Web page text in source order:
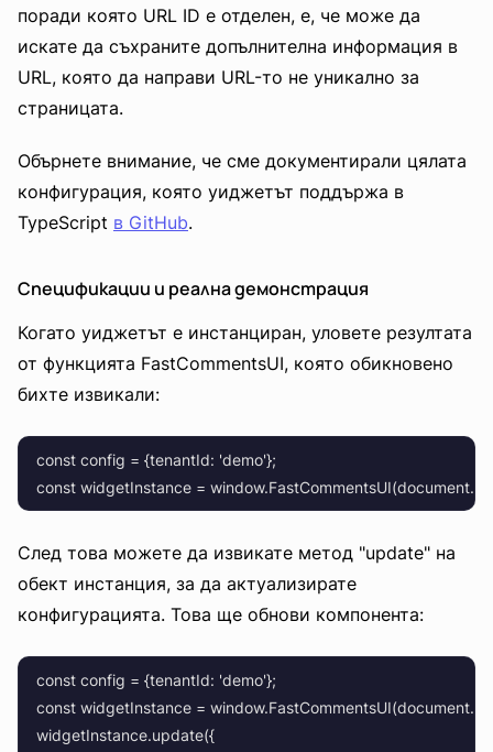
поради която URL ID е отделен, е, че може да
искате да съхраните допълнителна информация в
URL, която да направи URL-то не уникално за
страницата.
Обърнете внимание, че сме документирали цялата
конфигурация, която уиджетът поддържа в
TypeScript в GitHub.
Спецификации и реална демонстрация
Когато уиджетът е инстанциран, уловете резултата
от функцията FastCommentsUI, която обикновено
бихте извикали:
    const config = {tenantId: 'demo'};
След това можете да извикате метод "update" на
обект инстанция, за да актуализирате
конфигурацията. Това ще обнови компонента:
    const config = {tenantId: 'demo'};
const widgetInstance =
    widgetInstance.update({